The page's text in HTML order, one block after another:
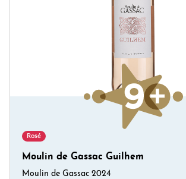
Rosé
Moulin de Gassac Guilhem
Moulin de Gassac 2024